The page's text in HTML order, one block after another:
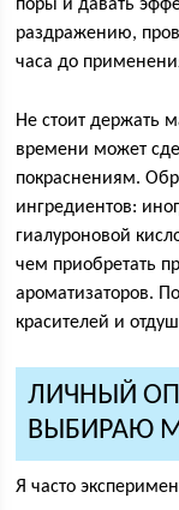
поры и давать
раздражению,
часа до
Не стоит держать
времени может
покраснениям.
ингредиентов:
гиалуроновой
чем приобретать
ароматизаторов.
красителей и
ЛИЧНЫЙ
ВЫБИРАЮ
Я часто